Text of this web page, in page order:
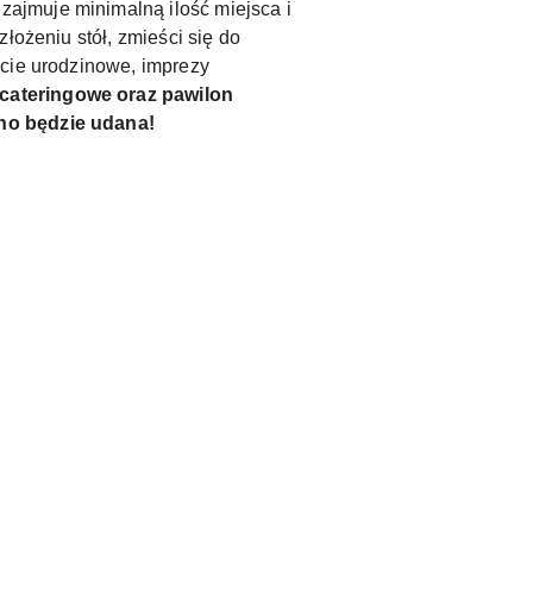
minimalną ilość miejsca i
stół, zmieści się do
urodzinowe, imprezy
oraz pawilon
będzie udana!